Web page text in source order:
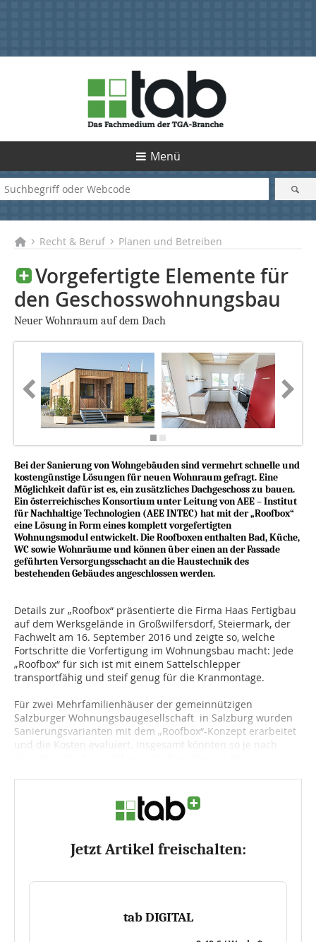
Menü
Recht & Beruf Planen und Betreiben
Vorgefertigte Elemente für
den Geschosswohnungsbau
Neuer Wohnraum auf dem Dach
Bei der Sanierung von Wohngebäuden sind vermehrt schnelle und
kostengünstige Lösungen für neuen Wohnraum gefragt. Eine
Möglichkeit dafür ist es, ein zusätzliches Dachgeschoss zu bauen.
Ein österreichisches Konsortium unter Leitung von AEE – Institut
für Nachhaltige Technologien (AEE INTEC) hat mit der „Roofbox“
eine Lösung in Form eines komplett vorgefertigten
Wohnungsmodul entwickelt. Die Roofboxen enthalten Bad, Küche,
WC sowie Wohnräume und können über einen an der Fassade
geführten Versorgungsschacht an die Haustechnik des
bestehenden Gebäudes angeschlossen werden.
Details zur „Roofbox“ präsentierte die Firma Haas Fertigbau
auf dem Werksgelände in Großwilfersdorf, Steiermark, der
Fachwelt am 16. September 2016 und zeigte so, welche
Fortschritte die Vorfertigung im Wohnungsbau macht: Jede
„Roofbox“ für sich ist mit einem Sattelschlepper
transportfähig und steif genug für die Kranmontage.
Für zwei Mehrfamilienhäuser der gemeinnützigen
Salzburger Wohnungsbaugesellschaft in Salzburg wurden
Sanierungsvarianten mit dem „Roofbox“-Konzept erarbeitet
und die Kosten evaluiert. Insgesamt könnten so je nach
Jetzt Artikel freischalten:
tab DIGITAL